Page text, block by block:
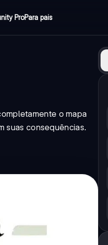
ProPara pais
o mapa
suas consequências.